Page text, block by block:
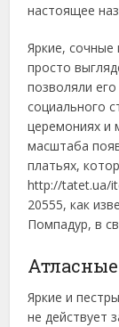
настоящее
Яркие, сочные
просто
позволяли
социального
церемониях и
масштаба
платьях,
http://tatet.ua/
20555, как
Помпадур, в
Яркие и
не действует